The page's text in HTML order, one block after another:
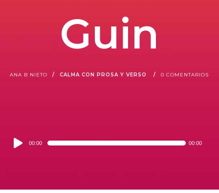
Guin
ANA B NIETO CALMA CON PROSA Y VERSO 0 COMENTARIOS
Audio00:00 00:00